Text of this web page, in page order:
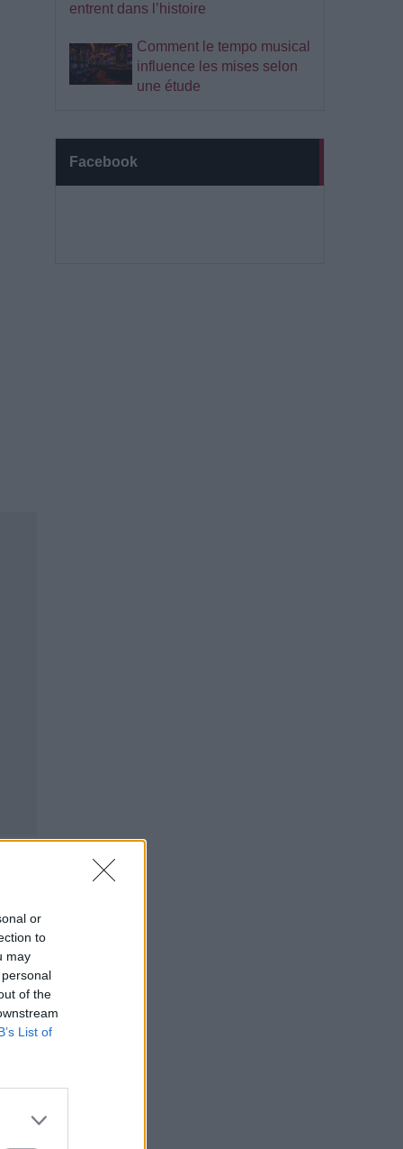
or
to
may
of the
List of
entrent dans l’histoire
Comment le tempo musical
influence les mises selon
une étude
Facebook
⇑